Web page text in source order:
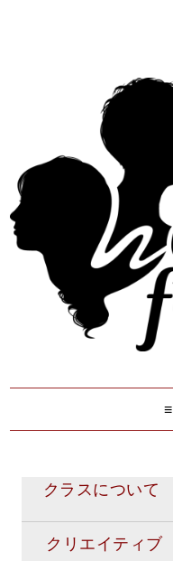
クラスについて
クリエイティブ